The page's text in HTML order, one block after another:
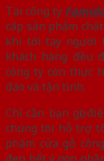
Tại công ty
cấp sản phẩm
khi tới tay người
khách hàng đều
công ty còn thực
đáo và tận tình.
Chỉ cần bạn gọi
chúng tôi hỗ trợ
phẩm cửa gỗ